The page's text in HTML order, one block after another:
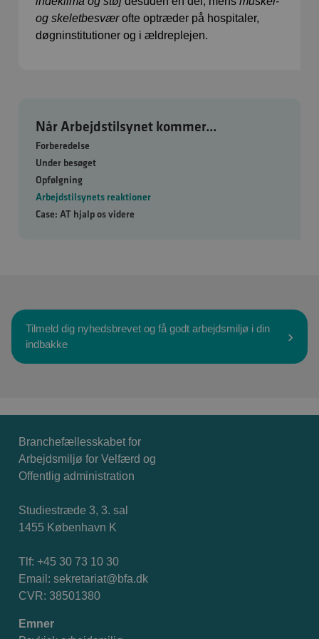
Når Arbejdstilsynet kommer...
Forberedelse
Under besøget
Opfølgning
Arbejdstilsynets reaktioner
Case: AT hjalp os videre
og skeletbesværofte optræder på hospitaler,
døgninstitutioner og i ældreplejen.
Tilmeld dig nyhedsbrevet og få godt arbejdsmiljø i din
indbakke
Branchefællesskabet for
Arbejdsmiljø for Velfærd og
Offentlig administration
Studiestræde 3, 3. sal
1455 København K
Tlf: +45 30 73 10 30
Email: sekretariat@bfa.dk
CVR: 38501380
Emner